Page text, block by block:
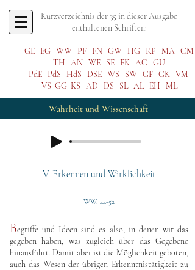
Kurzverzeichnis der 35 in dieser Ausgabe
enthaltenen Schriften:
GE EG WW PF FN GW HG RP MA CM
TH AN WE SE FK AC GU
PdE
PdS HdS DSE WS SW GF GK VM
VS GG KS AD DS SL AL EH ML
Wahrheit und Wissenschaft
V. Erkennen und Wirklichkeit
WW, 44-52
Begriffe und Ideen sind es also, in denen wir das
gegeben haben, was zugleich über das Gegebene
hinausführt. Damit aber ist die Möglichkeit geboten,
auch das Wesen der übrigen Erkenntnistätigkeit zu